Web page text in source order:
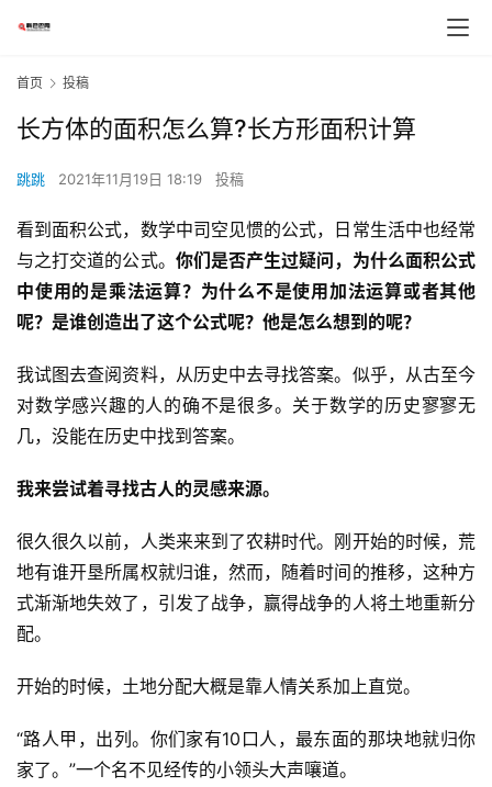
首页 投稿
长方体的面积怎么算?长方形面积计算
跳跳 2021年11月19日 18:19 投稿
看到面积公式，数学中司空见惯的公式，日常生活中也经常
与之打交道的公式。 你们是否产生过疑问，为什么面积公式
中使用的是乘法运算？为什么不是使用加法运算或者其他
呢？是谁创造出了这个公式呢？他是怎么想到的呢？
我试图去查阅资料，从历史中去寻找答案。似乎，从古至今
对数学感兴趣的人的确不是很多。关于数学的历史寥寥无
几，没能在历史中找到答案。
我来尝试着寻找古人的灵感来源。
很久很久以前，人类来来到了农耕时代。刚开始的时候，荒
地有谁开垦所属权就归谁，然而，随着时间的推移，这种方
式渐渐地失效了，引发了战争，赢得战争的人将土地重新分
配。
开始的时候，土地分配大概是靠人情关系加上直觉。
“路人甲，出列。你们家有10口人，最东面的那块地就归你
家了。”一个名不见经传的小领头大声嚷道。